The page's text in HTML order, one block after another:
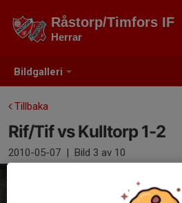
Bildgalleri
Råstorp/Timfors IF
Herrar
Tillbaka
Rif/Tif vs Kulltorp 1-2
2010-05-07 | Bild 3 av 10